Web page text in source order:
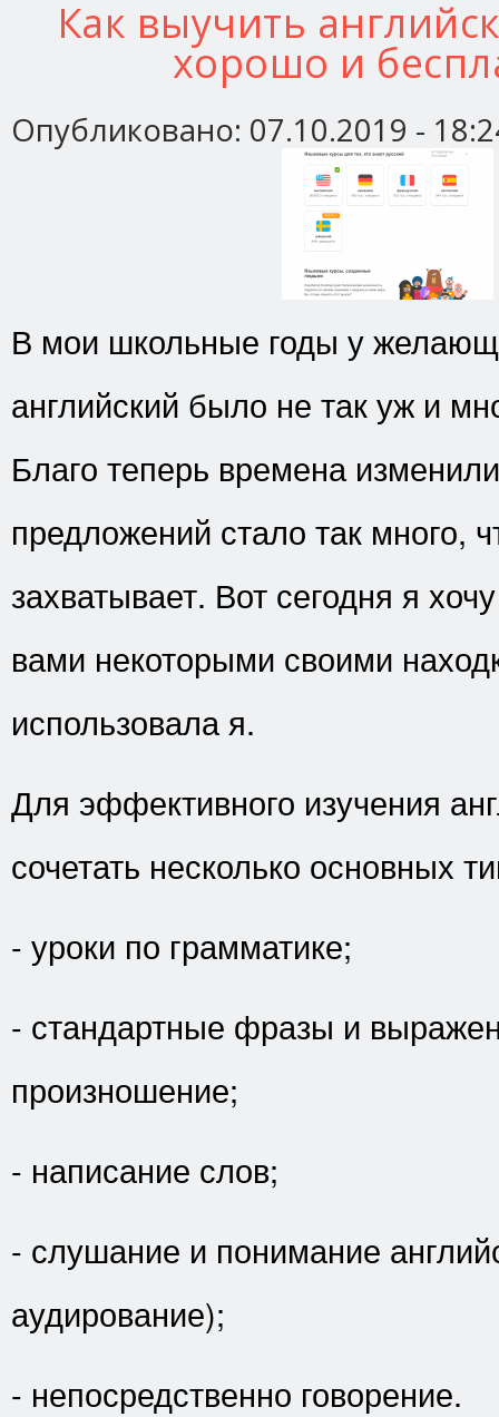
Как выучить
хорошо и
Опубликовано: 07.10.2019 -
В мои школьные годы у
английский было не так уж и
Благо теперь времена
предложений стало так много,
захватывает. Вот сегодня я
вами некоторыми своими
использовала я.
Для эффективного изучения
сочетать несколько основных
- уроки по грамматике;
- стандартные фразы и
произношение;
- написание слов;
- слушание и понимание
аудирование);
- непосредственно говорение.